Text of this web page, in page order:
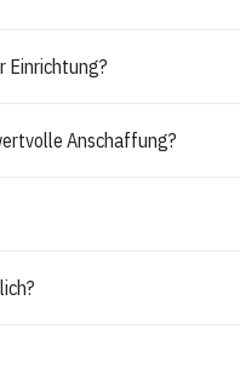
Einrichtung?
Anschaffung?